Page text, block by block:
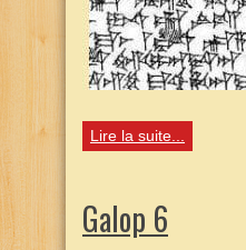
Lire la suite...
Galop 6